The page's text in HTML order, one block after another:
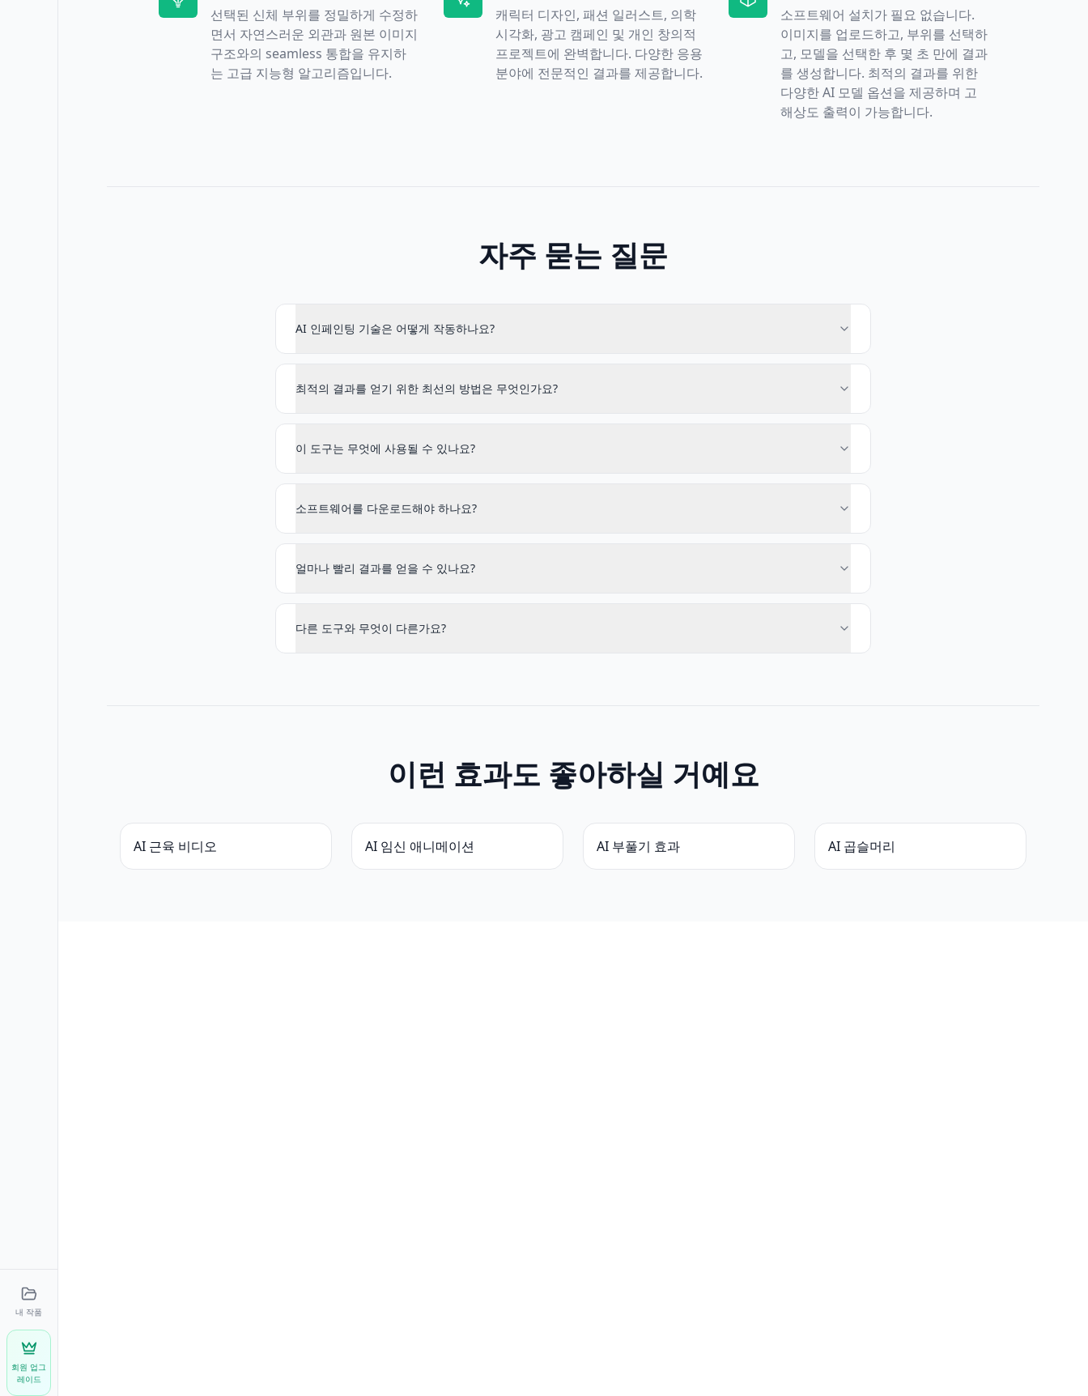
내 작품
회원 업그
레이드
선택된 신체 부위를 정밀하게 수정하
면서 자연스러운 외관과 원본 이미지
구조와의 seamless 통합을 유지하
는 고급 지능형 알고리즘입니다.
캐릭터 디자인, 패션 일러스트, 의학
시각화, 광고 캠페인 및 개인 창의적
프로젝트에 완벽합니다. 다양한 응용
분야에 전문적인 결과를 제공합니다.
소프트웨어 설치가 필요 없습니다.
이미지를 업로드하고, 부위를 선택하
고, 모델을 선택한 후 몇 초 만에 결과
를 생성합니다. 최적의 결과를 위한
다양한 AI 모델 옵션을 제공하며 고
해상도 출력이 가능합니다.
자주 묻는 질문
AI 인페인팅 기술은 어떻게 작동하나요?
최적의 결과를 얻기 위한 최선의 방법은 무엇인가요?
이 도구는 무엇에 사용될 수 있나요?
소프트웨어를 다운로드해야 하나요?
얼마나 빨리 결과를 얻을 수 있나요?
다른 도구와 무엇이 다른가요?
이런 효과도 좋아하실 거예요
AI 근육 비디오 AI 임신 애니메이션 AI 부풀기 효과 AI 곱슬머리